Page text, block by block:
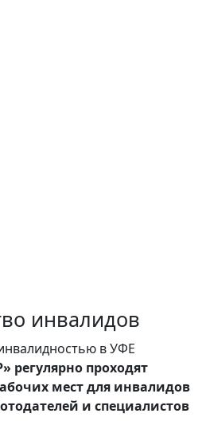
инвалидов
регулярно проходят
мест для инвалидов
и специалистов